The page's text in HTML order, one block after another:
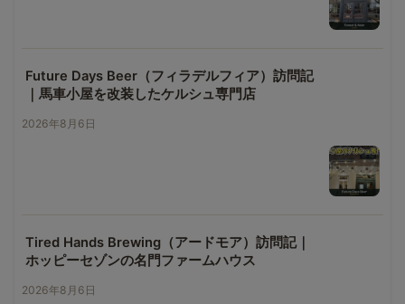
Future Days Beer（フィラデルフィア）訪問記
｜馬車小屋を改装したケルシュ専門店
2026年8月6日
Tired Hands Brewing（アードモア）訪問記｜
ホッピーセゾンの名門ファームハウス
2026年8月6日